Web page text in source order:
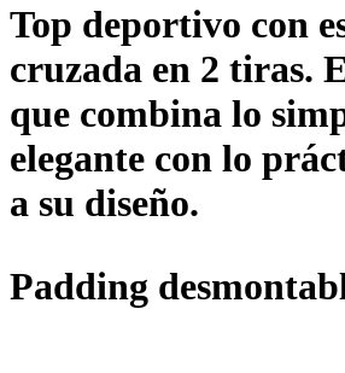
Top deportivo con
cruzada en 2 tiras.
que combina lo
elegante con lo
a su diseño.
Padding